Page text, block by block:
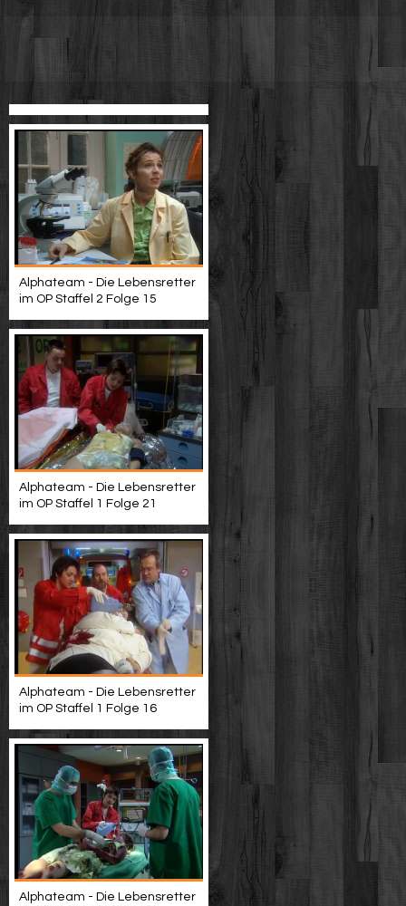
Alphateam - Die Lebensretter
im OP Staffel 2 Folge 15
Alphateam - Die Lebensretter
im OP Staffel 1 Folge 21
Alphateam - Die Lebensretter
im OP Staffel 1 Folge 16
Alphateam - Die Lebensretter